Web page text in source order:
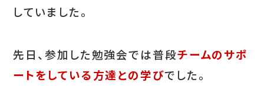
していました。
先日、参加した勉強会では普段チームのサポ
ートをしている方達との学びでした。